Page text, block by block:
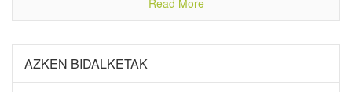
AZKEN BIDALKETAK